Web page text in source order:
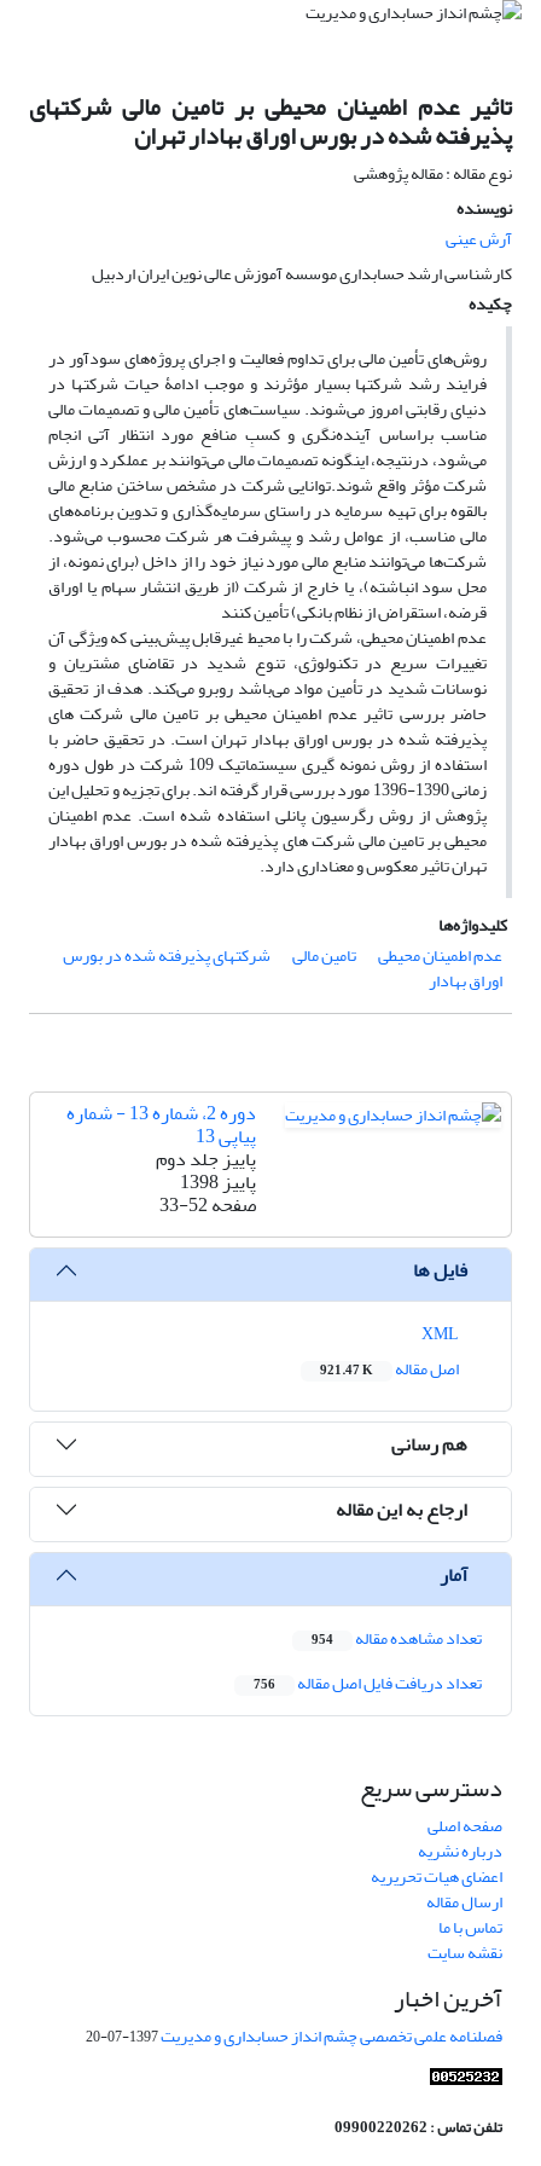
تاثیر عدم اطمینان محیطی بر تامین مالی شرکتهای
پذیرفته شده در بورس اوراق بهادار تهران
نوع مقاله : مقاله پژوهشی
نویسنده
آرش عینی
کارشناسی ارشد حسابداری موسسه آموزش عالی نوین ایران اردبیل
چکیده
روش‌های تأمین مالی برای تداوم فعالیت و اجرای پروژه‌های سودآور در
فرایند رشد شرکتها بسیار مؤثرند و موجب ادامۀ حیات شرکتها در
دنیای رقابتی امروز می‌شوند. سیاست‌های تأمین مالی و تصمیمات مالی
مناسب براساس آینده‌نگری و کسبِ منافع مورد انتظار آتی انجام
می‌شود، درنتیجه، اینگونه تصمیمات مالی می‌توانند بر عملکرد و ارزش
شرکت مؤثر واقع شوند.توانایی شرکت در مشخص ساختن منابع مالی
بالقوه برای تهیه سرمایه در راستای سرمایه‌گذاری و تدوین برنامه‌های
مالی مناسب، از عوامل رشد و پیشرفت هر شرکت محسوب می‌شود.
شرکت‌ها می‌توانند منابع مالی مورد نیاز خود را از داخل (برای نمونه، از
محل سود انباشته)، یا خارج از شرکت (از طریق انتشار سهام یا اوراق
قرضه، استقراض از نظام بانکی) تأمین کنند
عدم اطمینان محیطی، شرکت را با محیط غیرقابل پیش‌بینی که ویژگی آن
تغییرات سریع در تکنولوژی، تنوع شدید در تقاضای مشتریان و
نوسانات شدید در تأمین مواد می‌باشد روبرو می‌کند. هدف از تحقیق
حاضر بررسی تاثیر عدم اطمینان محیطی بر تامین مالی شرکت های
پذیرفته شده در بورس اوراق بهادار تهران است. در تحقیق حاضر با
استفاده از روش نمونه گیری سیستماتیک 109 شرکت در طول دوره
زمانی 1390-1396 مورد بررسی قرار گرفته اند. برای تجزیه و تحلیل این
پژوهش از روش رگرسیون پانلی استفاده شده است. عدم اطمینان
محیطی بر تامین مالی شرکت های پذیرفته شده در بورس اوراق بهادار
تهران تاثیر معکوس و معناداری دارد.
کلیدواژه‌ها
عدم اطمینان محیطی
تامین مالی شرکتهای پذیرفته شده در بورس
اوراق بهادار
دوره 2، شماره 13 - شماره
پیاپی 13
پاییز جلد دوم
پاییز 1398
صفحه33-52
فایل ها
اصل مقاله
921.47 K
هم رسانی
ارجاع به این مقاله
آمار
تعداد مشاهده مقاله 954
تعداد دریافت فایل اصل مقاله 756
دسترسی سریع
صفحه اصلی
درباره نشریه
اعضای هیات تحریریه
ارسال مقاله
تماس با ما
نقشه سایت
آخرین اخبار
فصلنامه علمی تخصصی چشم انداز حسابداری و مدیریت1397-07-20
تلفن تماس : 09900220262